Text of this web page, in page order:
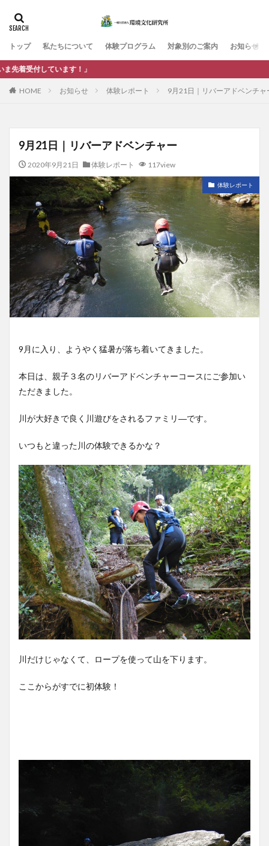
トップ 私たちについて 体験プログラム 対象別のご案内 お知らせ
す！」
HOME お知らせ 体験レポート 9月21日｜リバーアドベンチャ
9月21日｜リバーアドベンチャー
2020年9月21日 体験レポート 117view
体験レポート
9月に入り、ようやく猛暑が落ち着いてきました。
本日は、親子３名のリバーアドベンチャーコースにご参加い
ただきました。
川が大好きで良く川遊びをされるファミリ―です。
いつもと違った川の体験できるかな？
川だけじゃなくて、ロープを使って山を下ります。
ここからがすでに初体験！
タグ
まちづくり 人材育成 企業・団体
体験活動
健康・ウェルビーイング
市民・地域
教育・学校
検索